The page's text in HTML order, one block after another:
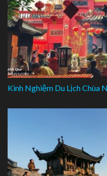
Kinh Nghiệm Du Lịch Chùa